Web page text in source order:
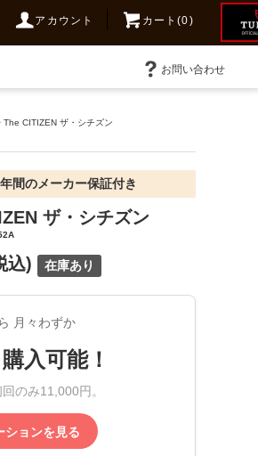
アカウント カート(0)
お問い合わせ
The CITIZEN ザ・シチズン
間のメーカー保証付き
ザ・シチズン
込) 在庫あり
月々わずか
入可能！
のみ11,000円。
ションを見る